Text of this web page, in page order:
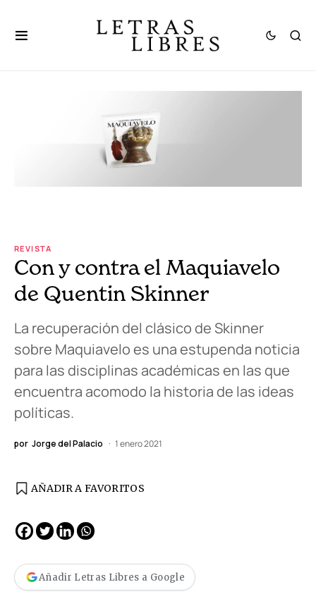
REVISTA
Con y contra el Maquiavelo
de Quentin Skinner
La recuperación del clásico de Skinner
sobre Maquiavelo es una estupenda noticia
para las disciplinas académicas en las que
encuentra acomodo la historia de las ideas
políticas.
por Jorge del Palacio 1 enero 2021
AÑADIR A FAVORITOS
Añadir Letras Libres a Google